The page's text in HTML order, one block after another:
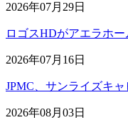
2026年07月29日
ロゴスHDがアエラホ
2026年07月16日
JPMC、サンライズキ
2026年08月03日